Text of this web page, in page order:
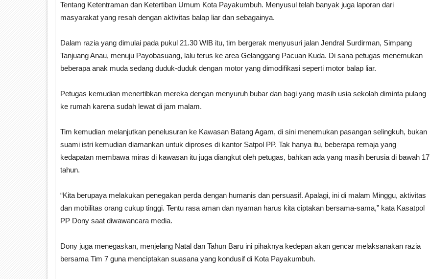
Tentang Ketentraman dan Ketertiban Umum Kota Payakumbuh. Menyusul telah banyak juga laporan dari
masyarakat yang resah dengan aktivitas balap liar dan sebagainya.
Dalam razia yang dimulai pada pukul 21.30 WIB itu, tim bergerak menyusuri jalan Jendral Surdirman, Simpang
Tanjuang Anau, menuju Payobasuang, lalu terus ke area Gelanggang Pacuan Kuda. Di sana petugas menemukan
beberapa anak muda sedang duduk-duduk dengan motor yang dimodifikasi seperti motor balap liar.
Petugas kemudian menertibkan mereka dengan menyuruh bubar dan bagi yang masih usia sekolah diminta pulang
ke rumah karena sudah lewat di jam malam.
Tim kemudian melanjutkan penelusuran ke Kawasan Batang Agam, di sini menemukan pasangan selingkuh, bukan
suami istri kemudian diamankan untuk diproses di kantor Satpol PP. Tak hanya itu, beberapa remaja yang
kedapatan membawa miras di kawasan itu juga diangkut oleh petugas, bahkan ada yang masih berusia di bawah 17
tahun.
“Kita berupaya melakukan penegakan perda dengan humanis dan persuasif. Apalagi, ini di malam Minggu, aktivitas
dan mobilitas orang cukup tinggi. Tentu rasa aman dan nyaman harus kita ciptakan bersama-sama,” kata Kasatpol
PP Dony saat diwawancara media.
Dony juga menegaskan, menjelang Natal dan Tahun Baru ini pihaknya kedepan akan gencar melaksanakan razia
bersama Tim 7 guna menciptakan suasana yang kondusif di Kota Payakumbuh.